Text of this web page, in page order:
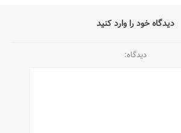
دیدگاه خود را وارد کنید
دیدگاه: